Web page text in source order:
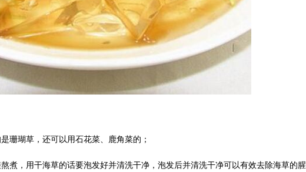
珊瑚草，还可以用石花菜、鹿角菜的；
煮，用干海草的话要泡发好并清洗干净，泡发后并清洗干净可以有效去除海草的腥